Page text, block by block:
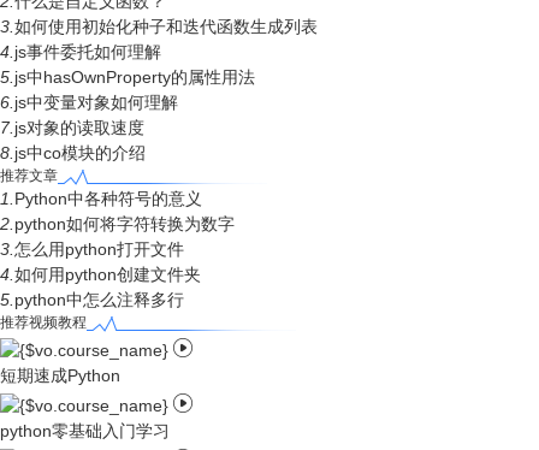
3.如何使用初始化种子和迭代函数生成列表
4.js事件委托如何理解
5.js中hasOwnProperty的属性用法
6.js中变量对象如何理解
7.js对象的读取速度
8.js中co模块的介绍
推荐文章
1.Python中各种符号的意义
2.python如何将字符转换为数字
3.怎么用python打开文件
4.如何用python创建文件夹
5.python中怎么注释多行
推荐视频教程

短期速成Python

python零基础入门学习